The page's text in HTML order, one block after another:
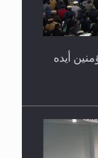
أيده